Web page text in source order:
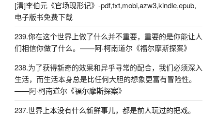
[清]李伯元《官场现形记》-pdf,txt,mobi,azw3,kindle,epub,
电子版书免费下载
239.你在这个世界上做了什么并不重要，重要的是你能让人
们相信你做了什么。——阿·柯南道尔《福尔摩斯探案》
238.为了获得新奇的效果和异乎寻常的配合，我们必须深入
生活，而生活本身总是比任何大胆的想象更富有冒险性。
——阿·柯南道尔《福尔摩斯探案》
237.世界上本没有什么新鲜事儿，都是前人玩过的把戏。